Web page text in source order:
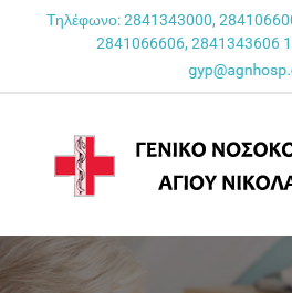
Τηλέφωνο: 2841343000,
2841066606, 2841343606